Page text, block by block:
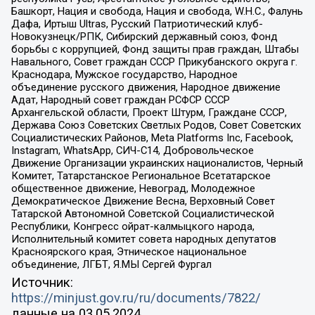
Башкорт, Нация и свобода, Нация и свобода, W.H.С., Фалунь
Дафа, Иртыш Ultras, Русский Патриотический клуб-
Новокузнецк/РПК, Сибирский державный союз, Фонд
борьбы с коррупцией, Фонд защиты прав граждан, Штабы
Навального, Совет граждан СССР Прикубанского округа г.
Краснодара, Мужское государство, Народное
объединение русского движения, Народное движение
Адат, Народный совет граждан РСФСР СССР
Архангельской области, Проект Штурм, Граждане СССР,
Держава Союз Советских Светлых Родов, Совет Советских
Социалистических Районов, Meta Platforms Inc, Facebook,
Instagram, WhatsApp, СИЧ-С14, Добровольческое
Движение Организации украинских националистов, Черный
Комитет, Татарстанское Региональное Всетатарское
общественное движение, Невоград, Молодежное
Демократическое Движение Весна, Верховный Совет
Татарской Автономной Советской Социалистической
Республики, Конгресс ойрат-калмыцкого народа,
Исполнительный комитет совета народных депутатов
Красноярского края, Этническое национальное
объединение, ЛГБТ, Я.МЫ Сергей Фургал
Источник:
https://minjust.gov.ru/ru/documents/7822/